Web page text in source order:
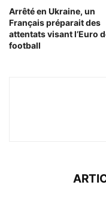
Arrêté en Ukraine, un
Français préparait des
attentats visant l’Euro
football